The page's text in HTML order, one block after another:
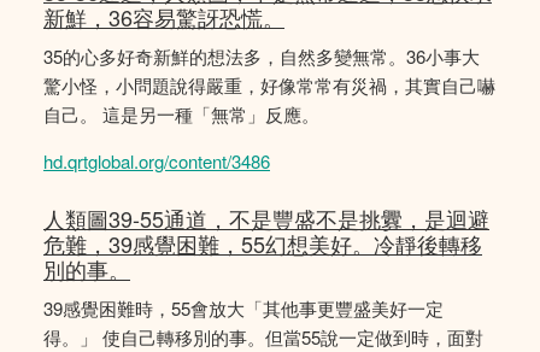
新鮮，36容易驚訝恐慌。
35的心多好奇新鮮的想法多，自然多變無常。36小事大
驚小怪，小問題說得嚴重，好像常常有災禍，其實自己嚇
自己。 這是另一種「無常」反應。
hd.qrtglobal.org/content/3486
人類圖39-55通道，不是豐盛不是挑釁，是迴避
危難，39感覺困難，55幻想美好。冷靜後轉移
別的事。
39感覺困難時，55會放大「其他事更豐盛美好一定
得。」 使自己轉移別的事。但當55說一定做到時，面對